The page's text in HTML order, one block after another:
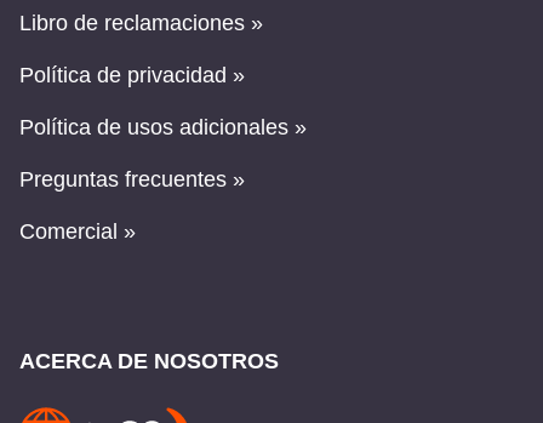
Libro de reclamaciones »
Política de privacidad »
Política de usos adicionales »
Preguntas frecuentes »
Comercial »
ACERCA DE NOSOTROS